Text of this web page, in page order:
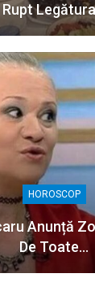
Rupt
HOROSCOP
Anunță
De Toate…